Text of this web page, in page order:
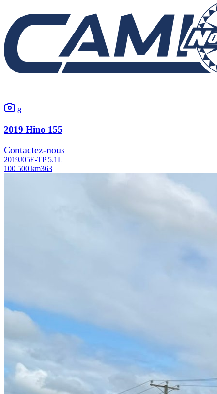
8
2019 Hino 155
Contactez-nous
2019J05E-TP 5.1L
100 500 km363